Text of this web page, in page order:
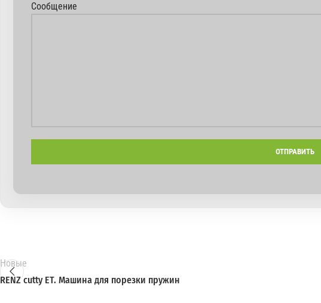
Сообщение
Новые
RENZ cutty ET. Машина для порезки пружин